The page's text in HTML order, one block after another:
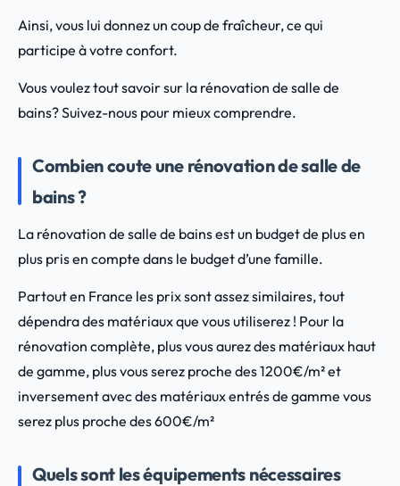
Ainsi, vous lui donnez un coup de fraîcheur, ce qui
participe à votre confort.
Vous voulez tout savoir sur la rénovation de salle de
bains? Suivez-nous pour mieux comprendre.
Combien coute une rénovation de salle de
bains ?
La rénovation de salle de bains est un budget de plus en
plus pris en compte dans le budget d’une famille.
Partout en France les prix sont assez similaires, tout
dépendra des matériaux que vous utiliserez ! Pour la
rénovation complète, plus vous aurez des matériaux haut
de gamme, plus vous serez proche des 1200€/m² et
inversement avec des matériaux entrés de gamme vous
serez plus proche des 600€/m²
Quels sont les équipements nécessaires